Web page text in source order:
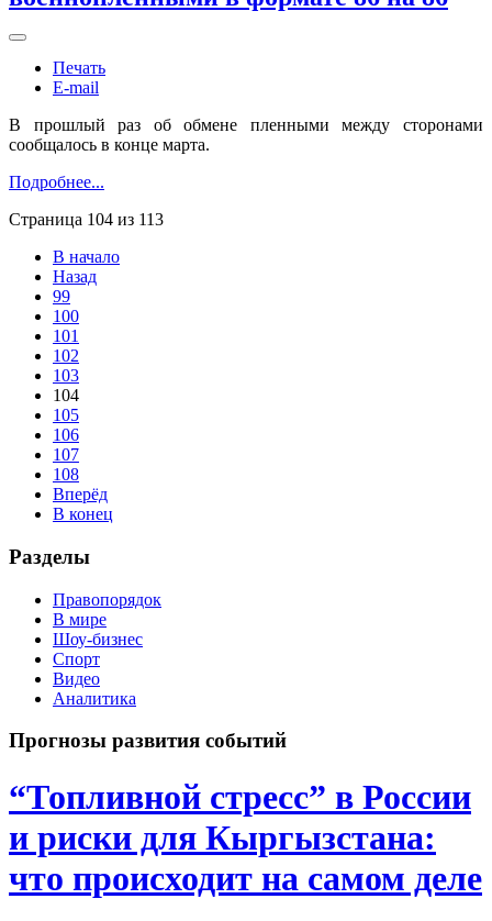
Печать
E-mail
В прошлый раз об обмене пленными между сторонами
сообщалось в конце марта.
Подробнее...
Страница 104 из 113
В начало
Назад
99
100
101
102
103
104
105
106
107
108
Вперёд
В конец
Разделы
Правопорядок
В мире
Шоу-бизнес
Спорт
Видео
Аналитика
Прогнозы развития событий
“Топливной стресс” в России
и риски для Кыргызстана:
что происходит на самом деле